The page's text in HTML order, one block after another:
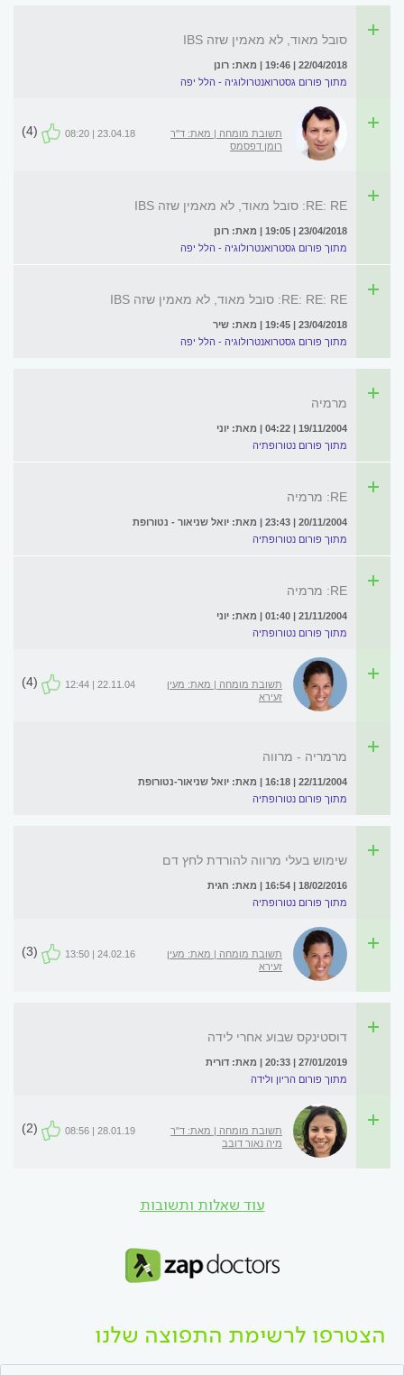
סובל מאוד, לא מאמין שזה IBS
22/04/2018 | 19:46 | מאת: רונן
מתוך פורום גסטרואנטרולוגיה - הלל יפה
תשובת מומחה | מאת: ד"ר
רומן דפסמס
23.04.18 | 08:20
(4)
RE: RE: סובל מאוד, לא מאמין שזה IBS
23/04/2018 | 19:05 | מאת: רונן
מתוך פורום גסטרואנטרולוגיה - הלל יפה
RE: RE: RE: סובל מאוד, לא מאמין שזה IBS
23/04/2018 | 19:45 | מאת: שיר
מתוך פורום גסטרואנטרולוגיה - הלל יפה
מרמיה
19/11/2004 | 04:22 | מאת: יוני
מתוך פורום נטורופתיה
RE: מרמיה
20/11/2004 | 23:43 | מאת: יואל שניאור - נטורופת
מתוך פורום נטורופתיה
RE: מרמיה
21/11/2004 | 01:40 | מאת: יוני
מתוך פורום נטורופתיה
תשובת מומחה | מאת: מעין
זעירא
22.11.04 | 12:44
(4)
מרמריה - מרווה
22/11/2004 | 16:18 | מאת: יואל שניאור-נטורופת
מתוך פורום נטורופתיה
שימוש בעלי מרווה להורדת לחץ דם
18/02/2016 | 16:54 | מאת: חגית
מתוך פורום נטורופתיה
תשובת מומחה | מאת: מעין
זעירא
24.02.16 | 13:50
(3)
דוסטינקס שבוע אחרי לידה
27/01/2019 | 20:33 | מאת: דורית
מתוך פורום הריון ולידה
תשובת מומחה | מאת: ד"ר
מיה נאור דובב
28.01.19 | 08:56
(2)
עוד שאלות ותשובות
הצטרפו לרשימת התפוצה שלנו